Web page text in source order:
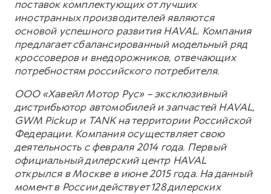
поставок комплектующих от лучших
иностранных производителей являются
основой успешного развития HAVAL. Компания
предлагает сбалансированный модельный ряд
кроссоверов и внедорожников, отвечающих
потребностям российского потребителя.
ООО «Хавейл Мотор Рус» – эксклюзивный
дистрибьютор автомобилей и запчастей HAVAL,
GWM Pickup и TANK на территории Российской
Федерации. Компания осуществляет свою
деятельность с февраля 2014 года. Первый
официальный дилерский центр HAVAL
открылся в Москве в июне 2015 года. На данный
момент в России действует 128 дилерских